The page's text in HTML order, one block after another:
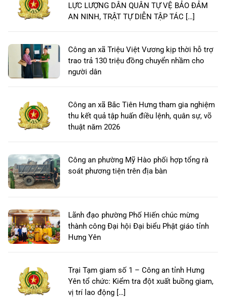
LỰC LƯỢNG DÂN QUÂN TỰ VỆ BẢO ĐẢM
AN NINH, TRẬT TỰ DIỄN TẬP TÁC […]
Công an xã Triệu Việt Vương kịp thời hỗ trợ
trao trả 130 triệu đồng chuyển nhầm cho
người dân
Công an xã Bắc Tiên Hưng tham gia nghiệm
thu kết quả tập huấn điều lệnh, quân sự, võ
thuật năm 2026
Công an phường Mỹ Hào phối hợp tổng rà
soát phương tiện trên địa bàn
Lãnh đạo phường Phố Hiến chúc mừng
thành công Đại hội Đại biểu Phật giáo tỉnh
Hưng Yên
Trại Tạm giam số 1 – Công an tỉnh Hưng
Yên tổ chức: Kiểm tra đột xuất buồng giam,
vị trí lao động […]